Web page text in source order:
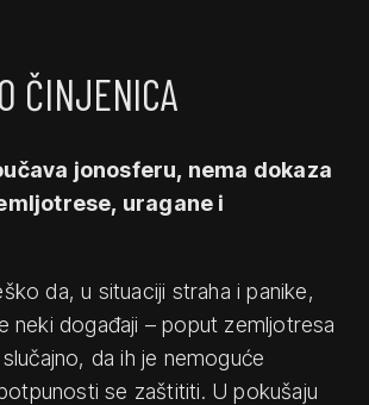
ČINJENICA
jonosferu, nema dokaza
uragane i
da, u situaciji straha i panike,
neki događaji – poput zemljotresa
da ih je nemoguće
se zaštititi. U pokušaju